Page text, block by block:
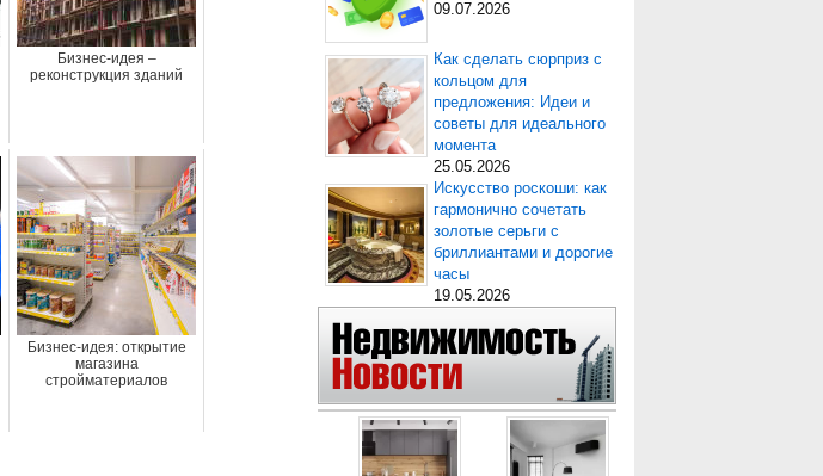
Бизнес-идея –
реконструкция зданий
Бизнес-идея: открытие
магазина
стройматериалов
09.07.2026
Как сделать сюрприз с
кольцом для
предложения: Идеи и
советы для идеального
момента
25.05.2026
Искусство роскоши: как
гармонично сочетать
золотые серьги с
бриллиантами и дорогие
часы
19.05.2026